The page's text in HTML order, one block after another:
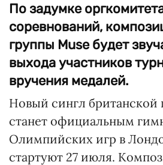
По задумке
соревнований,
группы Muse будет
выхода участников
вручения медалей.
Новый сингл британской
станет официальным
Олимпийских игр в
стартуют 27 июля.